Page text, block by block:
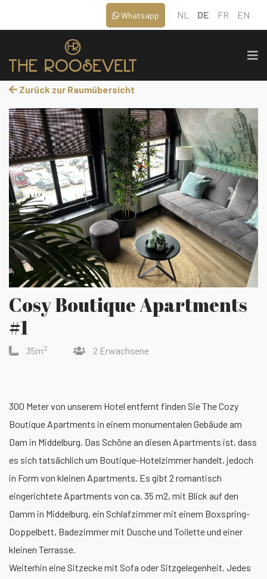
NL DE FR EN
Whatsapp
Zurück zur Raumübersicht
‹ ›
Cosy Boutique Apartments
#1
35m2 2 Erwachsene
300 Meter von unserem Hotel entfernt finden Sie The Cozy
Boutique Apartments in einem monumentalen Gebäude am
Dam in Middelburg. Das Schöne an diesen Apartments ist, dass
es sich tatsächlich um Boutique-Hotelzimmer handelt, jedoch
in Form von kleinen Apartments. Es gibt 2 romantisch
eingerichtete Apartments von ca. 35 m2, mit Blick auf den
Damm in Middelburg, ein Schlafzimmer mit einem Boxspring-
Doppelbett, Badezimmer mit Dusche und Toilette und einer
kleinen Terrasse.
Weiterhin eine Sitzecke mit Sofa oder Sitzgelegenheit. Jedes